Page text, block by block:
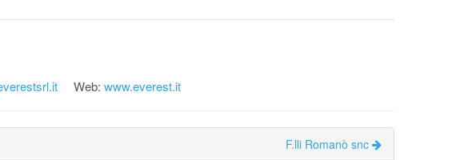
Web: www.everest.it
F.lli Romanò snc